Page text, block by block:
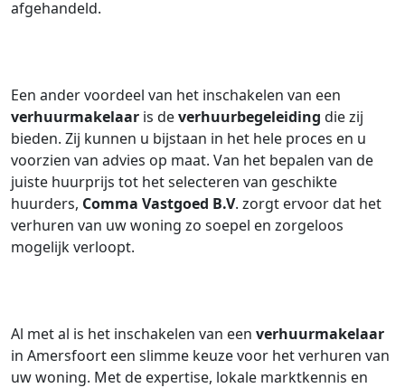
afgehandeld.
Een ander voordeel van het inschakelen van een
verhuurmakelaar is deverhuurbegeleiding die zij
bieden. Zij kunnen u bijstaan in het hele proces en u
voorzien van advies op maat. Van het bepalen van de
juiste huurprijs tot het selecteren van geschikte
huurders, Comma Vastgoed B.V. zorgt ervoor dat het
verhuren van uw woning zo soepel en zorgeloos
mogelijk verloopt.
Al met al is het inschakelen van een verhuurmakelaar
in Amersfoort een slimme keuze voor het verhuren van
uw woning. Met de expertise, lokale marktkennis en